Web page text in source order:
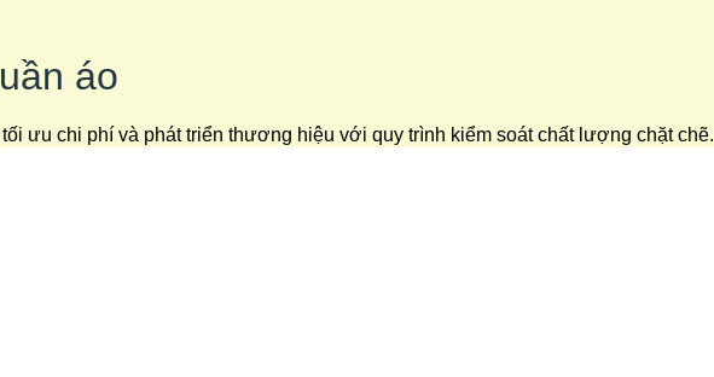
áo
ưu chi phí và phát triển thương hiệu với quy trình kiểm soát chất lượng chặt chẽ.